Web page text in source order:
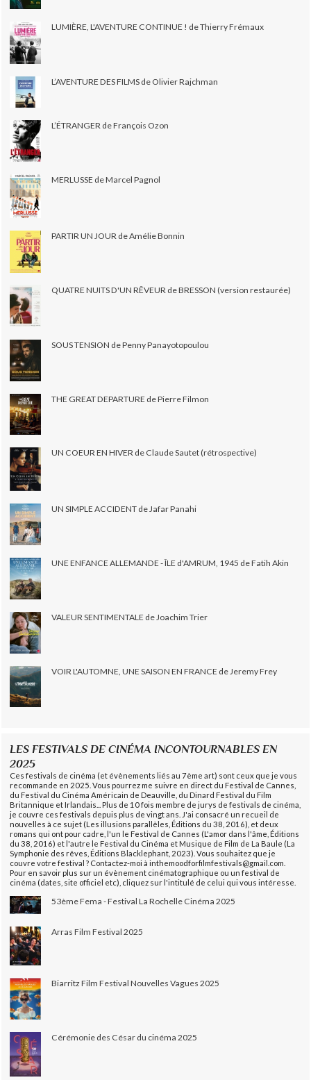
LUMIÈRE, L'AVENTURE CONTINUE ! de Thierry Frémaux
L’AVENTURE DES FILMS de Olivier Rajchman
L’ÉTRANGER de François Ozon
MERLUSSE de Marcel Pagnol
PARTIR UN JOUR de Amélie Bonnin
QUATRE NUITS D'UN RÊVEUR de BRESSON (version restaurée)
SOUS TENSION de Penny Panayotopoulou
THE GREAT DEPARTURE de Pierre Filmon
UN COEUR EN HIVER de Claude Sautet (rétrospective)
UN SIMPLE ACCIDENT de Jafar Panahi
UNE ENFANCE ALLEMANDE - ÎLE d'AMRUM, 1945 de Fatih Akin
VALEUR SENTIMENTALE de Joachim Trier
VOIR L'AUTOMNE, UNE SAISON EN FRANCE de Jeremy Frey
LES FESTIVALS DE CINÉMA INCONTOURNABLES EN
2025
Ces festivals de cinéma (et évènements liés au 7ème art) sont ceux que je vous
recommande en 2025. Vous pourrez me suivre en direct du Festival de Cannes,
du Festival du Cinéma Américain de Deauville, du Dinard Festival du Film
Britannique et Irlandais... Plus de 10 fois membre de jurys de festivals de cinéma,
je couvre ces festivals depuis plus de vingt ans. J'ai consacré un recueil de
nouvelles à ce sujet (Les illusions parallèles, Éditions du 38, 2016), et deux
romans qui ont pour cadre, l'un le Festival de Cannes (L'amor dans l'âme, Éditions
du 38, 2016) et l'autre le Festival du Cinéma et Musique de Film de La Baule (La
Symphonie des rêves, Éditions Blacklephant, 2023). Vous souhaitez que je
couvre votre festival ? Contactez-moi à inthemoodforfilmfestivals@gmail.com.
Pour en savoir plus sur un évènement cinématographique ou un festival de
cinéma (dates, site officiel etc), cliquez sur l'intitulé de celui qui vous intéresse.
53ème Fema - Festival La Rochelle Cinéma 2025
Arras Film Festival 2025
Biarritz Film Festival Nouvelles Vagues 2025
Cérémonie des César du cinéma 2025